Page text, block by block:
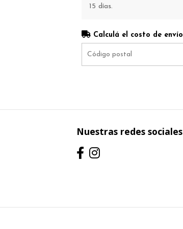
15 días.
Calculá el costo de envío
Nuestras redes sociales